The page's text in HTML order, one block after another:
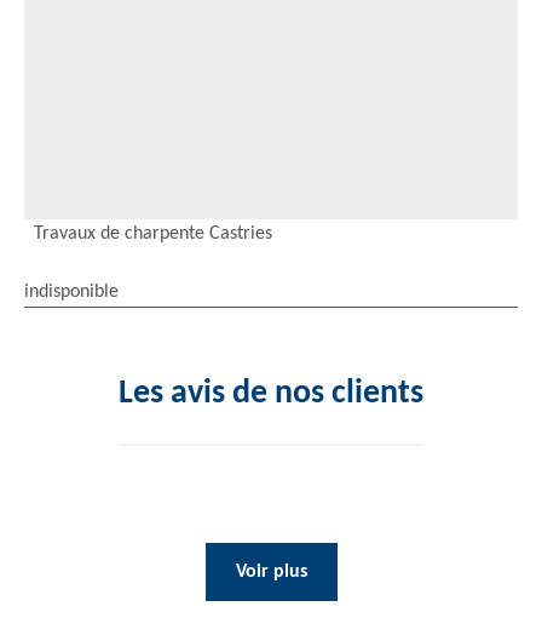
Travaux de charpente Castries
indisponible
Les avis de nos clients
Voir plus